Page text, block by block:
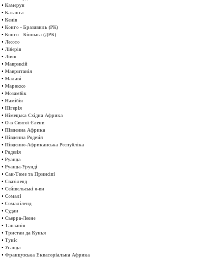
• Камерун
• Катанга
• Кенія
• Конго - Бразавиль (РК)
• Конго - Кіншаса (ДРК)
• Лесото
• Ліберія
• Лівія
• Маврикій
• Мавританія
• Малаві
• Марокко
• Мозамбік
• Намібія
• Нігерія
• Німецька Східна Африка
• О-в Святої Єлени
• Південна Африка
• Південна Родезія
• Південно-Африканська Республіка
• Родезія
• Руанда
• Руанда-Урунді
• Сан-Томе та Принсіпі
• Свазіленд
• Сейшельські о-ви
• Сомалі
• Сомаліленд
• Судан
• Сьерра-Леоне
• Танзанія
• Тристан да Кунья
• Туніс
• Уганда
• Французська Екваторіальна Африка